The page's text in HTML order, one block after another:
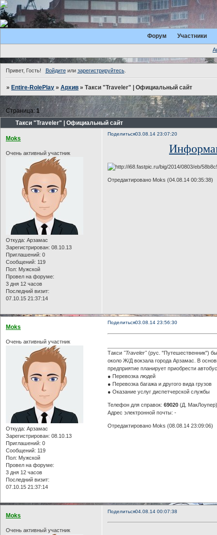
Форум Участники
Привет, Гость! Войдитеили зарегистрируйтесь.
»Entire-RolePlay »Архив »Такси "Traveler" | Официальный сайт
Такси "Traveler" | Официальный сайт
Страница:1
Поделиться03.08.14 23:07:20
Moks
Очень активный участник
Откуда: Арзамас
Зарегистрирован: 08.10.13
Приглашений: 0
Сообщений: 119
Пол: Мужской
Провел на форуме:
3 дня 12 часов
Последний визит:
07.10.15 21:37:14
Отредактировано Moks (04.08.14 00:35:38)
Поделиться03.08.14 23:56:30
Moks
Очень активный участник
Откуда: Арзамас
Зарегистрирован: 08.10.13
Приглашений: 0
Сообщений: 119
Пол: Мужской
Провел на форуме:
3 дня 12 часов
Последний визит:
07.10.15 21:37:14
Такси "Traveler"(рус. "Путешественник")
около Ж/Д вокзала города Арзамас. В
предприятие планирует приобрести
● Перевозка людей
● Перевозка багажа и другого вида грузов
● Оказание услуг диспетчерской службы
Телефон для справок:69020 (Д.
Адрес электронной почты: -
Отредактировано Moks (08.08.14 23:09:06)
Поделиться04.08.14 00:07:38
Moks
Очень активный участник